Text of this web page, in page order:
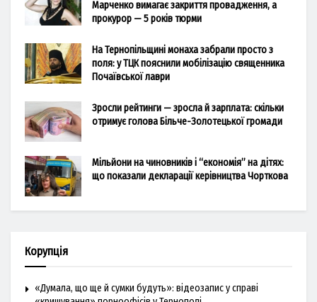
Марченко вимагає закриття провадження, а
прокурор — 5 років тюрми
На Тернопільщині монаха забрали просто з
поля: у ТЦК пояснили мобілізацію священника
Почаївської лаври
Зросли рейтинги — зросла й зарплата: скільки
отримує голова Більче-Золотецької громади
Мільйони на чиновників і “економія” на дітях:
що показали декларації керівництва Чорткова
Корупція
«Думала, що ще й сумки будуть»: відеозапис у справі